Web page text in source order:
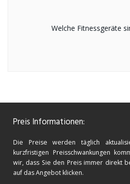
Welche Fitnessgeräte
Preis Informationen:
Die Preise werden täglich
kurzfristigen Preisschwankungen
wir, dass Sie den Preis immer direkt
auf das Angebot klicken.